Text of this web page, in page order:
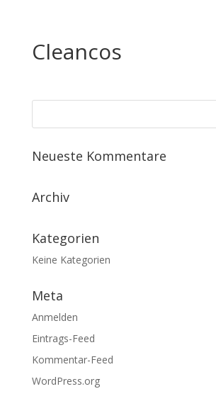
Cleancos
Neueste Kommentare
Archiv
Kategorien
Keine Kategorien
Meta
Anmelden
Eintrags-Feed
Kommentar-Feed
WordPress.org